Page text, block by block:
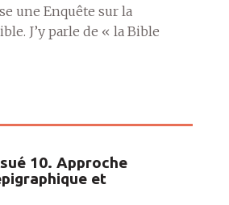
une Enquête sur la
J’y parle de « la Bible
10. Approche
et